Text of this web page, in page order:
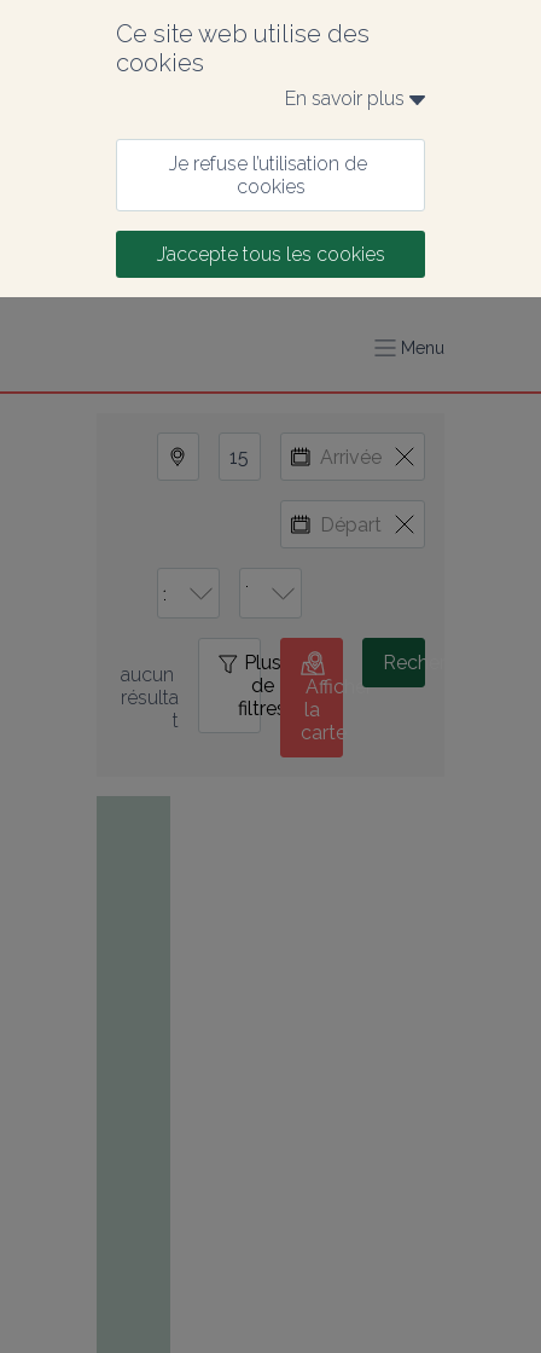
Ce site web utilise des
cookies
En savoir plus
Je refuse l’utilisation de
cookies
J’accepte tous les cookies
Menu
aucun
résulta
t
Plus
de
filtres
Afficher
la
carte
Rechercher